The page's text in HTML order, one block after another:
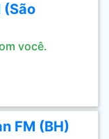
(São
você.
FM (BH)